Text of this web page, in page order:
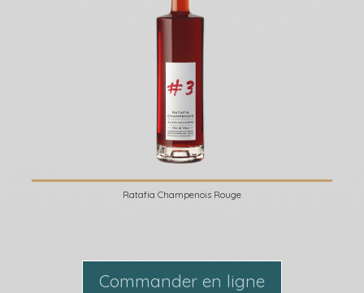
Ratafia Champenois Rouge
Commander en ligne